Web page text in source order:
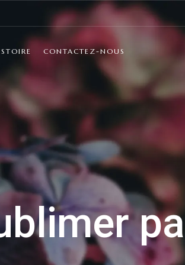
CONTACTEZ-NOUS